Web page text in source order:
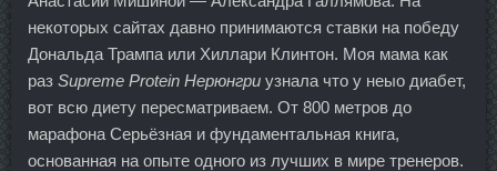
некоторых сайтах давно принимаются ставки на победу
Дональда Трампа или Хиллари Клинтон. Моя мама как
раз Supreme Protein Нерюнгри узнала что у неыо диабет,
вот всю диету пересматриваем. От 800 метров до
марафона Серьёзная и фундаментальная книга,
основанная на опыте одного из лучших в мире тренеров.